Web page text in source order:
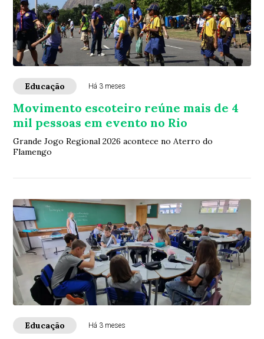
Educação Há 3 meses
Movimento escoteiro reúne mais de 4
mil pessoas em evento no Rio
Grande Jogo Regional 2026 acontece no Aterro do
Flamengo
Educação Há 3 meses